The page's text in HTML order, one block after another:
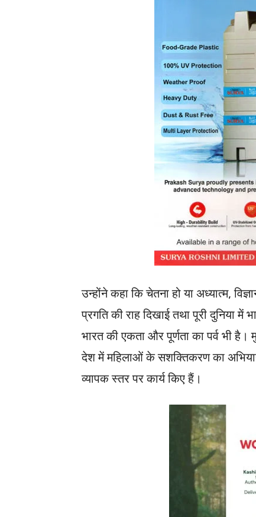
उन्होंने कहा कि चेतना हो या अध्यात्म,
प्रगति की राह दिखाई तथा पूरी दुनिया में
भारत की एकता और पूर्णता का पर्व भी
देश में महिलाओं के सशक्तिकरण का
व्यापक स्तर पर कार्य किए हैं।